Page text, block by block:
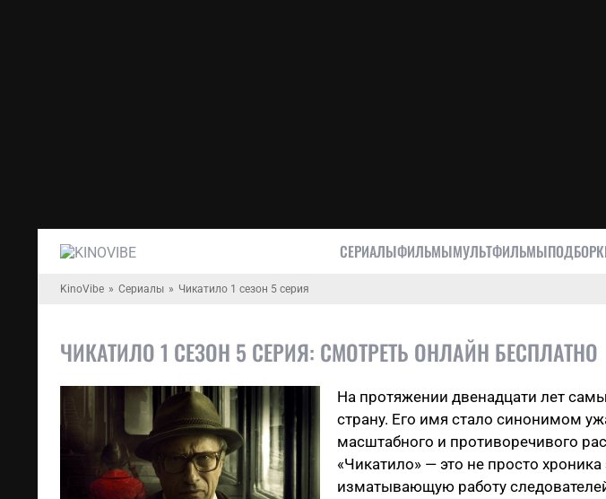
СЕРИАЛЫФИЛЬМЫМУЛЬТФИЛЬМЫ
KinoVibe Сериалы Чикатило 1 сезон 5 серия
ЧИКАТИЛО 1 СЕЗОН 5 СЕРИЯ: СМОТРЕТЬ ОНЛАЙН БЕСПЛАТНО
На протяжении двенадцати лет
страну. Его имя стало синонимом
масштабного и противоречивого
«Чикатило» — это не просто
изматывающую работу